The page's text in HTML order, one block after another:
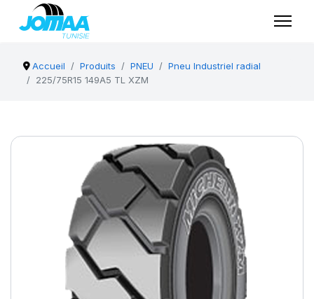
Accueil Produits PNEU
Pneu Industriel radial
225/75R15 149A5 TL XZM